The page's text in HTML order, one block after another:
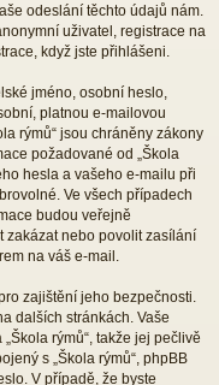
odeslání těchto údajů nám.
uživatel, registrace na
když jste přihlášeni.
jméno, osobní heslo,
platnou e-mailovou
rýmů“ jsou chráněny zákony
požadované od „Škola
hesla a vašeho e-mailu při
Ve všech případech
budou veřejně
zakázat nebo povolit zasílání
na váš e-mail.
zajištění jeho bezpečnosti.
dalších stránkách. Vaše
rýmů“, takže jej pečlivě
s „Škola rýmů“, phpBB
V případě, že byste